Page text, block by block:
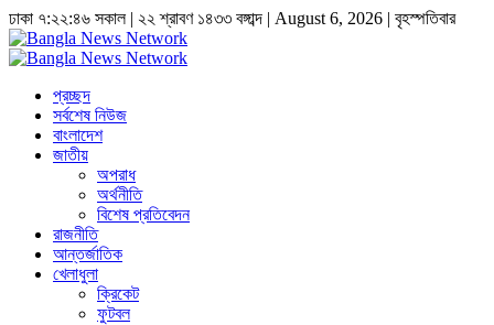
ঢাকা ৭:২২:৪৬ সকাল| ২২ শ্রাবণ ১৪৩৩ বঙ্গাব্দ | August 6, 2026 | বৃহস্পতিবার
প্রচ্ছদ
সর্বশেষ নিউজ
বাংলাদেশ
জাতীয়
অপরাধ
অর্থনীতি
বিশেষ প্রতিবেদন
রাজনীতি
আন্তর্জাতিক
খেলাধুলা
ক্রিকেট
ফুটবল